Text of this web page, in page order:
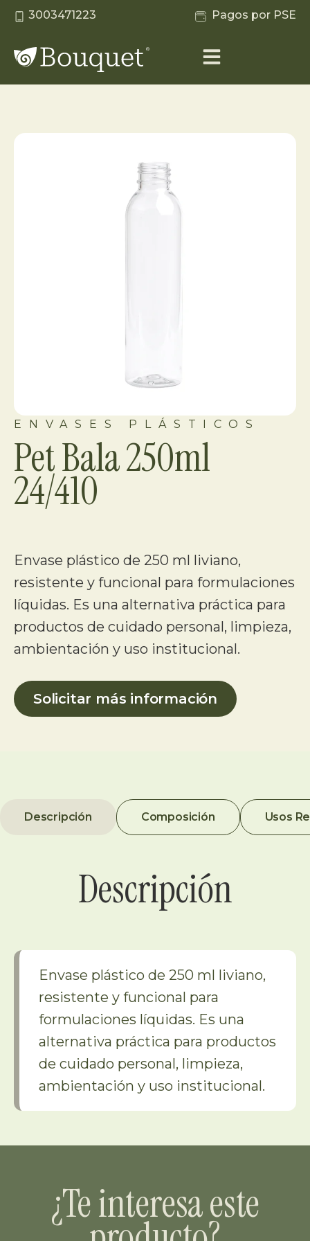
3003471223 Pagos por PSE
ENVASES PLÁSTICOS
Pet Bala 250ml
24/410
Envase plástico de 250 ml liviano,
resistente y funcional para formulaciones
líquidas. Es una alternativa práctica para
productos de cuidado personal, limpieza,
ambientación y uso institucional.
Solicitar más información
Descripción Composición Usos
Descripción
Envase plástico de 250 ml liviano,
resistente y funcional para
formulaciones líquidas. Es una
alternativa práctica para productos
de cuidado personal, limpieza,
ambientación y uso institucional.
¿Te interesa este